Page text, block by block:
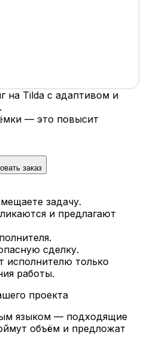
на Tilda с адаптивом и
— это повысит
заказ
задачу.
и предлагают
сделку.
исполнителю только
работы.
проекта
языком — подходящие
объём и предложат